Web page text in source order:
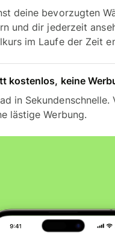
deine bevorzugten
und dir jederzeit
im Laufe der Zeit
kostenlos, keine
in
lästige Werbung.